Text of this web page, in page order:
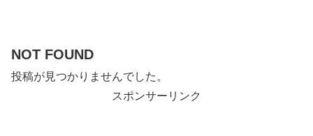
NOT FOUND
投稿が見つかりませんでした。
スポンサーリンク